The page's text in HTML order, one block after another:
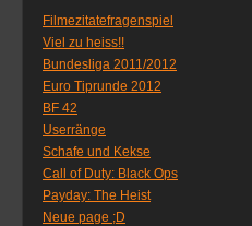
Filmezitatefragenspiel
Viel zu heiss!!
Bundesliga 2011/2012
Euro Tiprunde 2012
BF 42
Userränge
Schafe und Kekse
Call of Duty: Black Ops
Payday: The Heist
Neue page ;D